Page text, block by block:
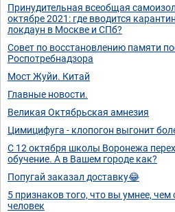
Принудительная всеобщая
октябре 2021: где вводится
локдаун в Москве и СПб?
Совет по восстановлению памяти
Роспотребнадзора
Мост Жуйи. Китай
Главные новости.
Великая Октябрьская амнезия
Цимицифуга - клопогон выгонит
С 12 октября школы Воронежа
обучение. А в Вашем городе как?
Попугай заказал доставку😂
5 признаков того, что вы умнее, чем
человек